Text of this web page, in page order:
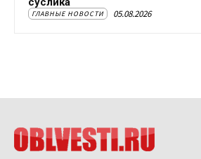
ГЛАВНЫЕ НОВОСТИ 05.08.2026